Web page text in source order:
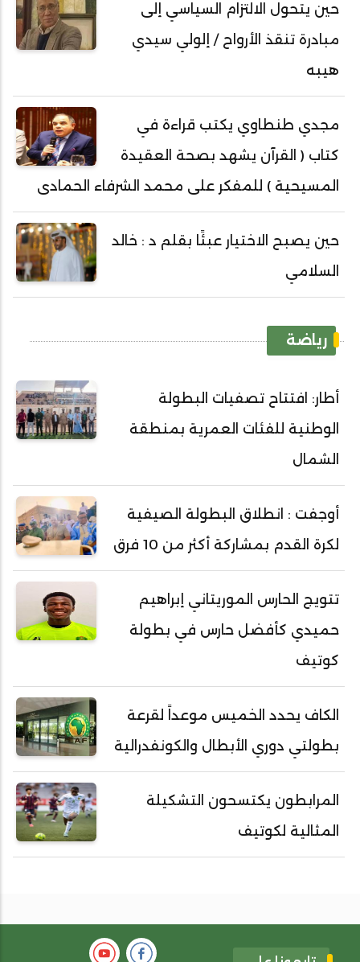
حين يتحول الالتزام السياسي إلى
مبادرة تنقذ الأرواح / إلولي سيدي
هيبه
مجدي طنطاوي يكتب قراءة في
كتاب ( القرآن يشهد بصحة العقيدة
المسيحية ) للمفكر على محمد الشرفاء الحمادى
حين يصبح الاختيار عبئًا بقلم د : خالد
السلامي
رياضة
أطار: افتتاح تصفيات البطولة
الوطنية للفئات العمرية بمنطقة
الشمال
أوجفت : انطلاق البطولة الصيفية
لكرة القدم بمشاركة أكثر من 10 فرق
تتويج الحارس الموريتاني إبراهيم
حميدي كأفضل حارس في بطولة
كوتيف
الكاف يحدد الخميس موعداً لقرعة
بطولتي دوري الأبطال والكونفدرالية
المرابطون يكتسحون التشكيلة
المثالية لكوتيف